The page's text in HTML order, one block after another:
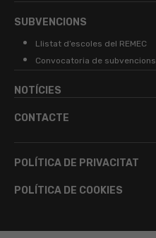
SUBVENCIONS
Llistat d’escoles del REMEC
Convocatoria de subvencions
NOTÍCIES
CONTACTE
POLÍTICA DE PRIVACITAT
POLÍTICA DE COOKIES